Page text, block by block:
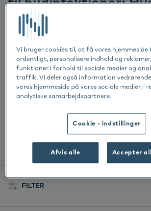
DA
Deutsch
English
Español
Français
Nederlands
til hudinfektioner:
betyder det for dit
bakterier, som ikke længere reagerer
antibiotika. Det er ikke kun et
for mennesker, men også inden for
Hu...
FILTER
Vi bruger cookies til, at få vores hjemmeside
ordentligt, personalisere indhold og
funktioner i forhold til sociale medier og
traffik. Vi deler også information
vores hjemmeside på vores sociale medier, i
analytiske samarbejdspartnere.
Cookie - indstillinger
Afvis alle Accepter